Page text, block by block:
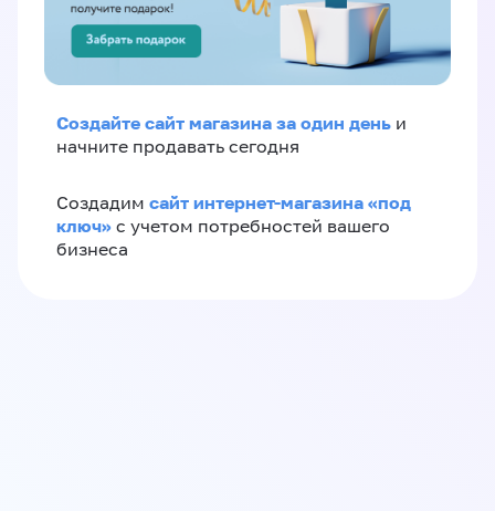
Создайте сайт магазина за один день и
начните продавать сегодня
Создадим сайт интернет-магазина «под
ключ» с учетом потребностей вашего
бизнеса